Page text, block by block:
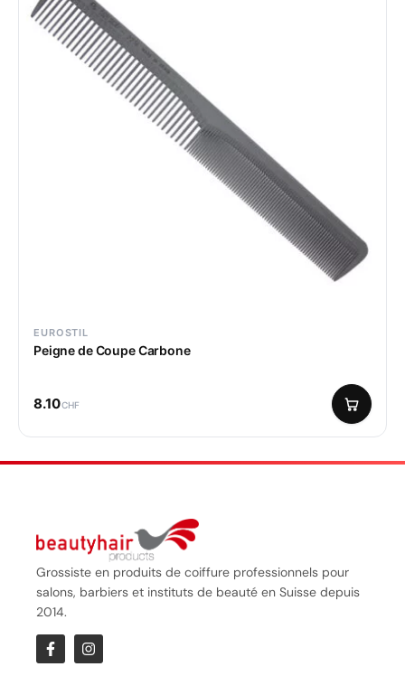
EUROSTIL
Peigne de Coupe Carbone
8.10CHF
Grossiste en produits de coiffure professionnels pour
salons, barbiers et instituts de beauté en Suisse depuis
2014.